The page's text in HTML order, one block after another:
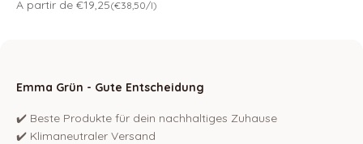
Prix de vente
A partir de €19,25(€38,50/l)
Emma Grün - Gute Entscheidung
✔️ Beste Produkte für dein nachhaltiges Zuhause
✔️ Klimaneutraler Versand